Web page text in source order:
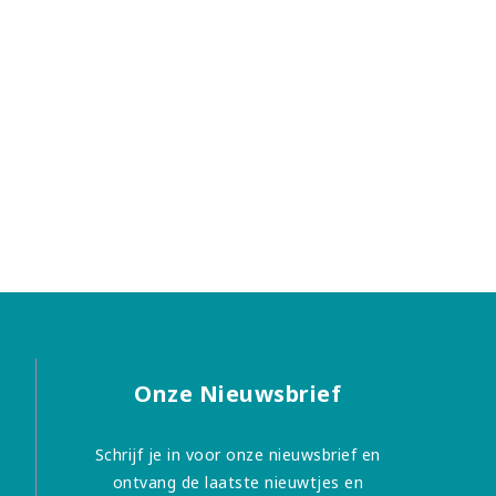
Onze Nieuwsbrief
Schrijf je in voor onze nieuwsbrief en
ontvang de laatste nieuwtjes en